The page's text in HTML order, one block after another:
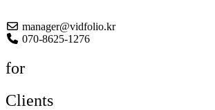
manager@vidfolio.kr
070-8625-1276
for
Clients